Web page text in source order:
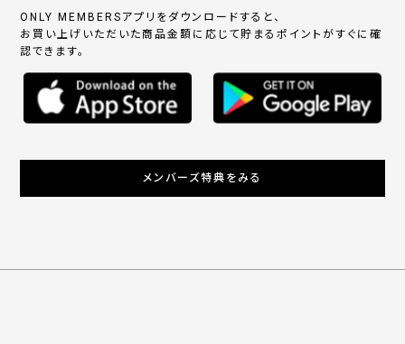
ONLY MEMBERSアプリをダウンロードすると、
お買い上げいただいた商品金額に応じて貯まるポイントがすぐに確
認できます。
メンバーズ特典をみる